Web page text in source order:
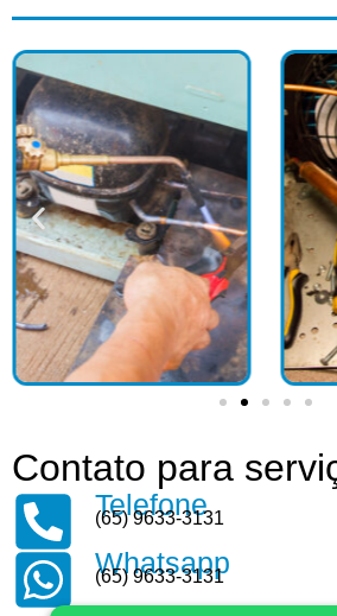
Contato para
Telefone
(65) 9633-3131
Whatsapp
(65) 9633-3131